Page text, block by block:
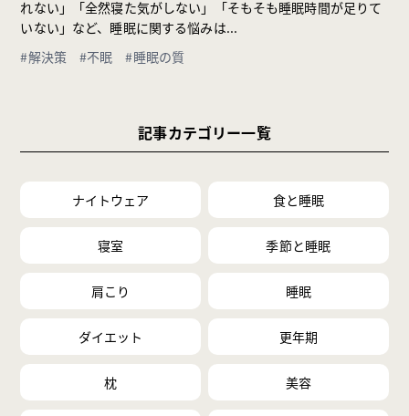
れない」「全然寝た気がしない」「そもそも睡眠時間が足りて
いない」など、睡眠に関する悩みは...
#解決策
#不眠 #睡眠の質
記事カテゴリー一覧
ナイトウェア 食と睡眠
寝室 季節と睡眠
肩こり 睡眠
ダイエット 更年期
枕 美容